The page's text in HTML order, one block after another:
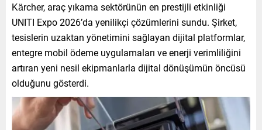
Kärcher, araç yıkama sektörünün en prestijli etkinliği
UNITI Expo 2026’da yenilikçi çözümlerini sundu. Şirket,
tesislerin uzaktan yönetimini sağlayan dijital platformlar,
entegre mobil ödeme uygulamaları ve enerji verimliliğini
artıran yeni nesil ekipmanlarla dijital dönüşümün öncüsü
olduğunu gösterdi.